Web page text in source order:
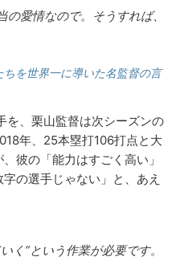
愛情なので。そうすれば、
ちを世界一に導いた名監督の言
を、栗山監督は次シーズンの
年、25本塁打106打点と大
彼の「能力はすごく高い」
の選手じゃない」と、あえ
く”という作業が必要です。